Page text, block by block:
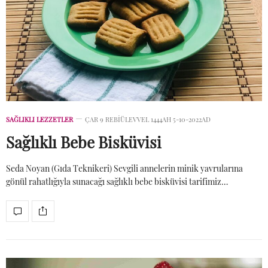
SAĞLIKLI LEZZETLER ÇAR 9 REBIÜLEVVEL 1444AH 5-10-2022AD
Sağlıklı Bebe Bisküvisi
Seda Noyan (Gıda Teknikeri) Sevgili annelerin minik yavrularına
gönül rahatlığıyla sunacağı sağlıklı bebe bisküvisi tarifimiz…